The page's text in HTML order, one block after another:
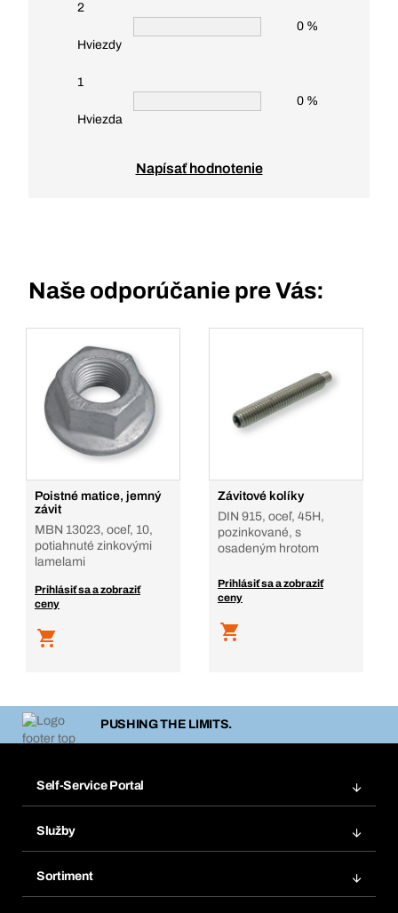
2
Hviezdy
0 %
1
Hviezda
0 %
Napísať hodnotenie
Naše odporúčanie pre Vás:
Poistné matice, jemný
závit
MBN 13023, oceľ, 10,
potiahnuté zinkovými
lamelami
Prihlásiť sa a zobraziť
ceny
Závitové kolíky
DIN 915, oceľ, 45H,
pozinkované, s
osadeným hrotom
Prihlásiť sa a zobraziť
ceny
PUSHING THE LIMITS.
Self-Service Portal
Obľúbené
Opakované objednávky
Služby
Sortiment